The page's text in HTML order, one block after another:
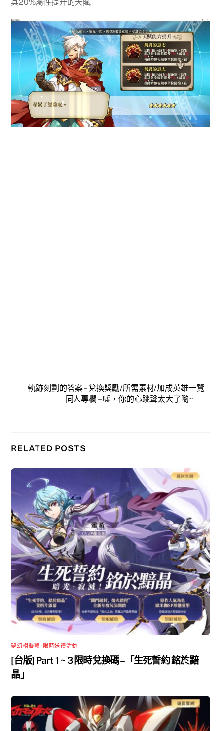
其20%屬性提升的天賦
軌跡刻劃的答案 – 兌換獎勵/所需素材/加成英雄一覽
同人專欄 – 噓，你的心跳聲太大了喲~
RELATED POSTS
夢幻模擬戰 限時送禮活動
[台版] Part 1 ~ 3 限時兌換碼 –「生死誓約 銘於黯
晶」